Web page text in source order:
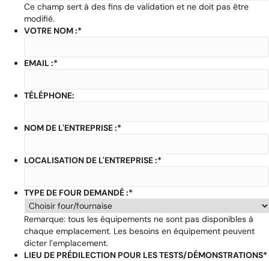
Ce champ sert à des fins de validation et ne doit pas être
modifié.
VOTRE NOM :*
EMAIL :*
TÉLÉPHONE:
NOM DE L'ENTREPRISE :*
LOCALISATION DE L'ENTREPRISE :*
TYPE DE FOUR DEMANDÉ :*
Remarque: tous les équipements ne sont pas disponibles à
chaque emplacement. Les besoins en équipement peuvent
dicter l’emplacement.
LIEU DE PRÉDILECTION POUR LES TESTS/DÉMONSTRATIONS*